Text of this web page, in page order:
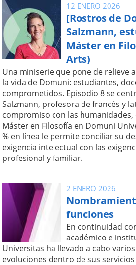
12 ENERO 2026
[Rostros de
Salzmann,
Máster en
Arts)
Una miniserie que pone de relieve
la vida de Domuni: estudiantes,
comprometidos. Episodio 8 se
Salzmann, profesora de francés y
compromiso con las
Máster en Filosofía en Domuni
% en línea le permite conciliar su
exigencia intelectual con las
profesional y familiar.
2 ENERO 2026
funciones
En continuidad
académico e
Universitas ha llevado a cabo
evoluciones dentro de sus